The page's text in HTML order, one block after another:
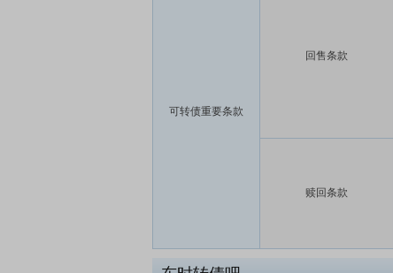
可转债重要条款
回售条款
赎回条款